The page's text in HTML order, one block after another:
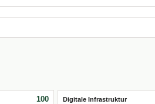
100 Digitale Infrastruktur